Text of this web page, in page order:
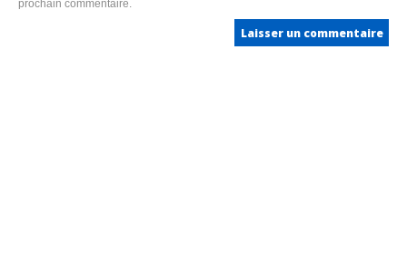
prochain commentaire.